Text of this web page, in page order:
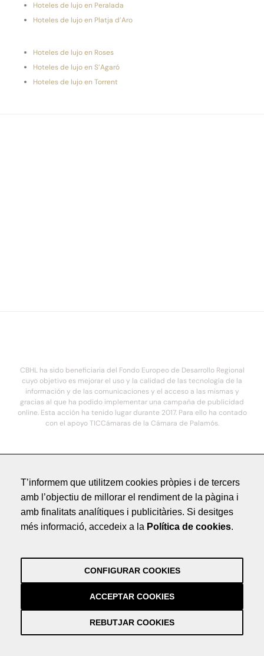
Hoteles de lujo en Peralada
Hoteles de lujo en Platja d’Aro
Hoteles de lujo en Roses
Hoteles de lujo en S’Agaró
Hoteles de lujo en Torrent
CBHL ha sido beneficiaria del Fondo Europeo de Desarrollo Regional
cuyo objetivo es mejorar el uso y la calidad de las tecnología de la
información y de las comunicaciones y el acceso a las mismas y
gracias al que ha podido implementar una campaña de publicidad
online. Esta acción ha tenido lugar durante 2017. Para ello ha contado
con el apoyo TICCámaras de la Cámara de Palamós.
Avís Legal
Política de Privacitat
Crèdits
Crèdits
T’informem que utilitzem cookies pròpies i de tercers
amb l’objectiu de millorar el rendiment de la pàgina i
amb finalitats analítiques i publicitàries. Si desitges
més informació, accedeix a la Política de cookies.
CONFIGURAR COOKIES
REBUTJAR COOKIES
ACCEPTAR COOKIES